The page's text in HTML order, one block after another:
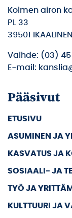
Kolmen airon
PL 33
39501 IKAALINEN
Vaihde: (03) 45
E-mail:
Pääsivut
ETUSIVU
ASUMINEN JA
KASVATUS JA
SOSIAALI- JA
TYÖ JA
KULTTUURI JA